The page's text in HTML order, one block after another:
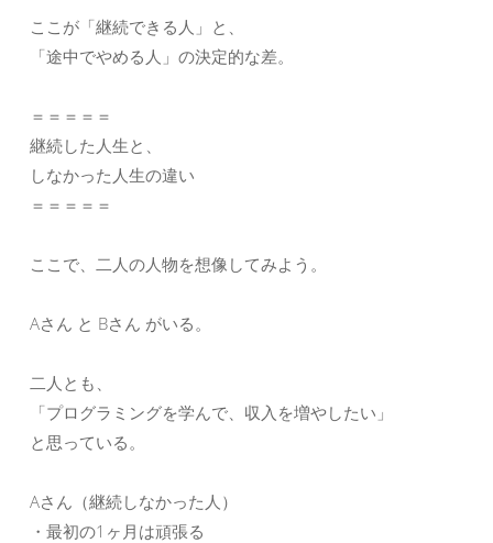
ここが「継続できる人」と、
「途中でやめる人」の決定的な差。
＝＝＝＝＝
継続した人生と、
しなかった人生の違い
＝＝＝＝＝
ここで、二人の人物を想像してみよう。
Aさん と Bさん がいる。
二人とも、
「プログラミングを学んで、収入を増やしたい」
と思っている。
Aさん（継続しなかった人）
・最初の1ヶ月は頑張る